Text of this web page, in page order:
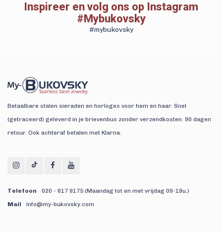
Inspireer en volg ons op Instagram
#Mybukovsky
#mybukovsky
Betaalbare stalen sieraden en horloges voor hem en haar. Snel
(getraceerd) geleverd in je brievenbus zonder verzendkosten. 90 dagen
retour. Ook achteraf betalen met Klarna.
Telefoon
020 - 617 9175 (Maandag tot en met vrijdag 09-19u.)
Mail
info@my-bukovsky.com